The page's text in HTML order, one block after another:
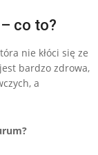
co to?
nie kłóci się ze
bardzo zdrowa,
a